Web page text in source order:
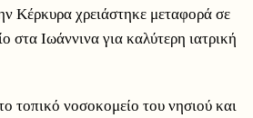
Κέρκυρα χρειάστηκε μεταφορά σε
στα Ιωάννινα για καλύτερη ιατρική
τοπικό νοσοκομείο του νησιού και